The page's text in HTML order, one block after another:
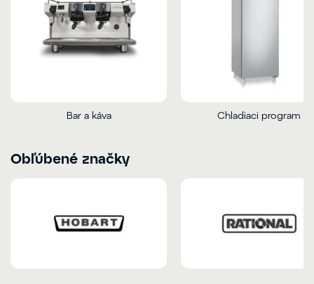
Bar a káva Chladiaci program
Obľúbené značky